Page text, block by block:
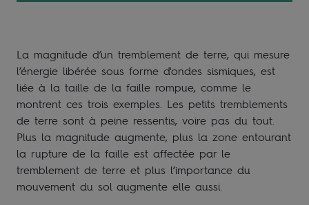
La magnitude d’un tremblement de terre, qui mesure
l’énergie libérée sous forme d'ondes sismiques, est
liée à la taille de la faille rompue, comme le
montrent ces trois exemples. Les petits tremblements
de terre sont à peine ressentis, voire pas du tout.
Plus la magnitude augmente, plus la zone entourant
la rupture de la faille est affectée par le
tremblement de terre et plus l’importance du
mouvement du sol augmente elle aussi.